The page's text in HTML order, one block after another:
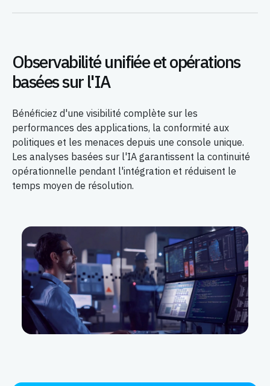
Observabilité unifiée et opérations
basées sur l'IA
Bénéficiez d'une visibilité complète sur les
performances des applications, la conformité aux
politiques et les menaces depuis une console unique.
Les analyses basées sur l'IA garantissent la continuité
opérationnelle pendant l'intégration et réduisent le
temps moyen de résolution.